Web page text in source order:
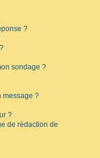
?
sondage ?
message ?
?
de rédaction de